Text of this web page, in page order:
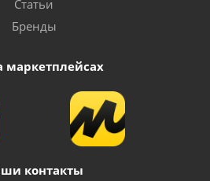
Статьи
Бренды
контакты